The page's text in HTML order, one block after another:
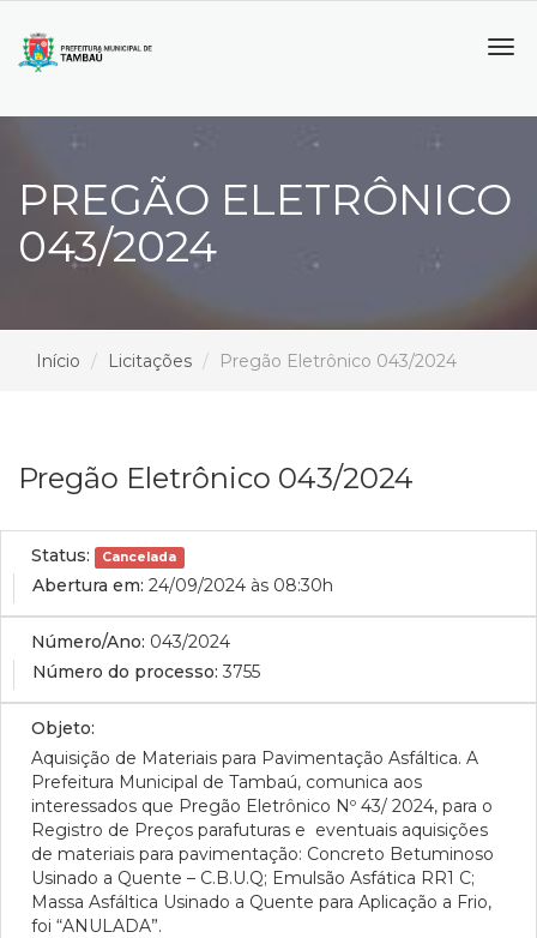
PREGÃO ELETRÔNICO
043/2024
Início Licitações Pregão Eletrônico 043/2024
Pregão Eletrônico 043/2024
Status: Cancelada
Abertura em: 24/09/2024 às 08:30h
Número/Ano: 043/2024
Número do processo: 3755
Objeto:
Aquisição de Materiais para Pavimentação Asfáltica. A
Prefeitura Municipal de Tambaú, comunica aos
interessados que Pregão Eletrônico Nº 43/ 2024, para o
Registro de Preços parafuturas e eventuais aquisições
de materiais para pavimentação: Concreto Betuminoso
Usinado a Quente – C.B.U.Q; Emulsão Asfática RR1 C;
Massa Asfáltica Usinado a Quente para Aplicação a Frio,
foi “ANULADA”.